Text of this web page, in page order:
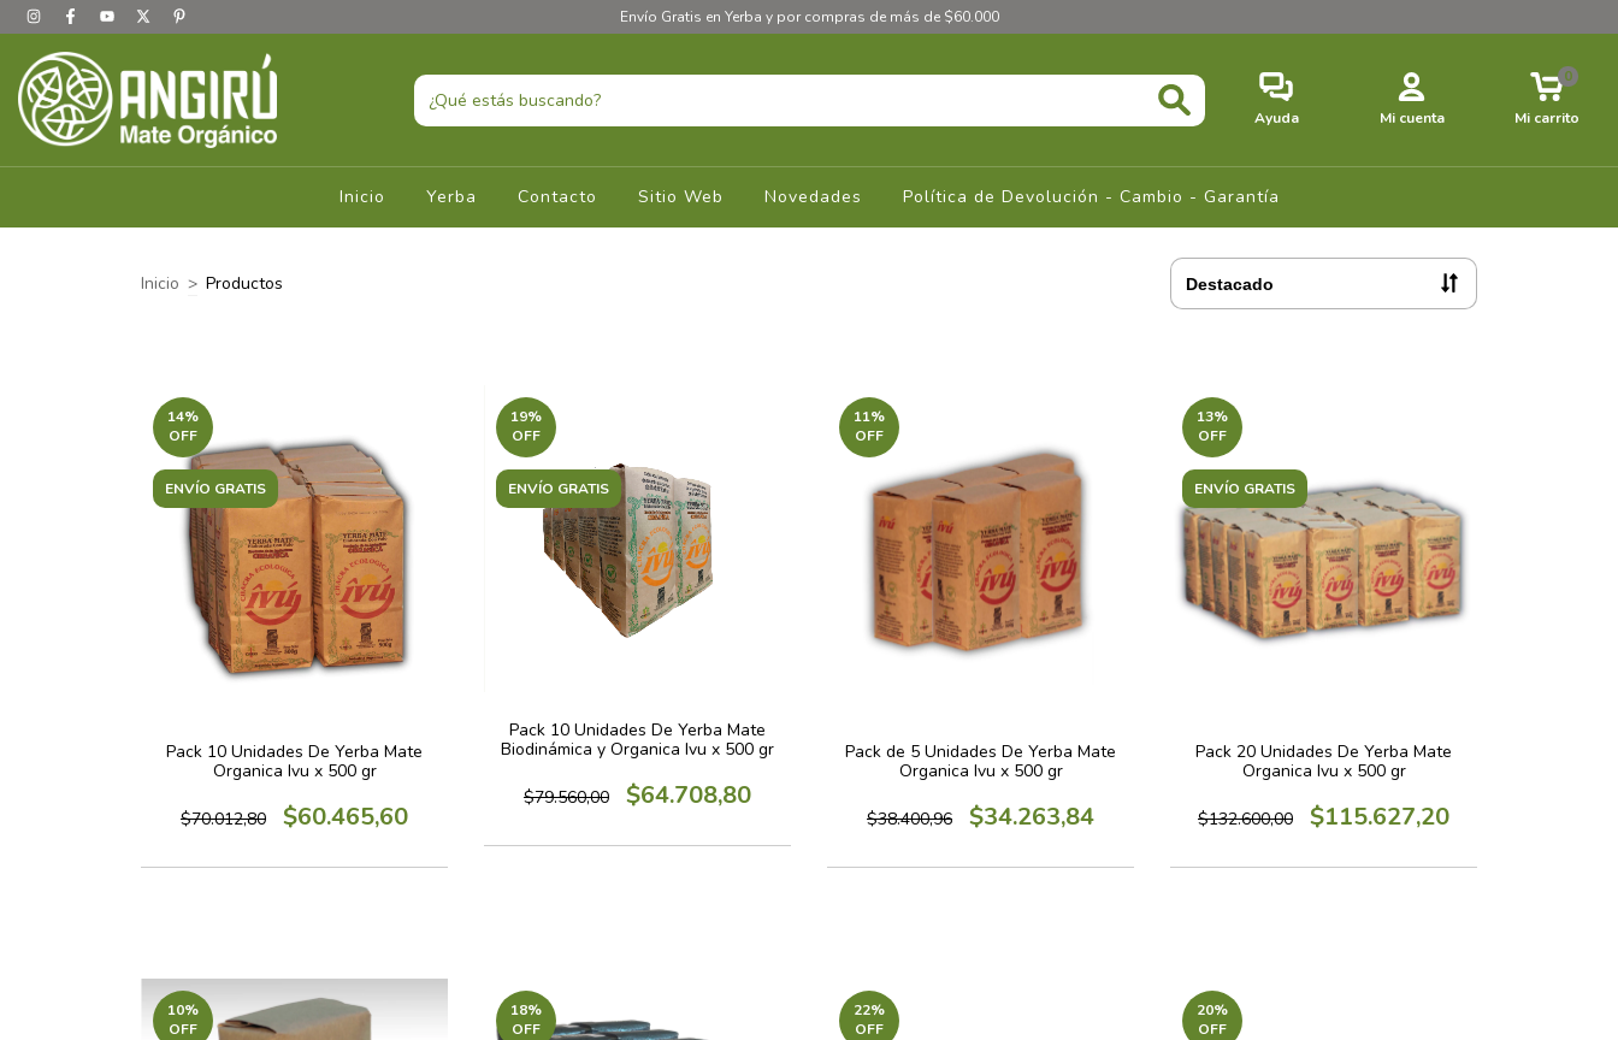
Envío Gratis en Yerba y por compras de más de $60.000
Ayuda Mi cuenta Mi carrito
0
Inicio Yerba Contacto Sitio Web Novedades Política de Devolución - Cambio - Garantía
Inicio > Productos
14%
OFF
ENVÍO GRATIS
Pack 10 Unidades De Yerba Mate
Organica Ivu x 500 gr
$70.012,80 $60.465,60
19%
OFF
ENVÍO GRATIS
Pack 10 Unidades De Yerba Mate
Biodinámica y Organica Ivu x 500 gr
$79.560,00 $64.708,80
11%
OFF
Pack de 5 Unidades De Yerba Mate
Organica Ivu x 500 gr
$38.400,96 $34.263,84
13%
OFF
ENVÍO GRATIS
Pack 20 Unidades De Yerba Mate
Organica Ivu x 500 gr
$132.600,00 $115.627,20
10%
OFF
18%
OFF
22%
OFF
20%
OFF